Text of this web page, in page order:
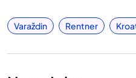
Varaždin Rentner